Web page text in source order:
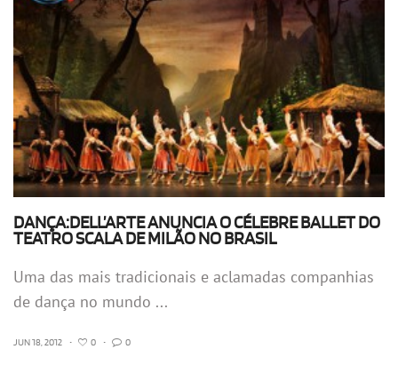
DANÇA:DELL’ARTE ANUNCIA O CÉLEBRE BALLET DO
TEATRO SCALA DE MILÃO NO BRASIL
Uma das mais tradicionais e aclamadas companhias
de dança no mundo ...
JUN 18, 2012 • 0 • 0